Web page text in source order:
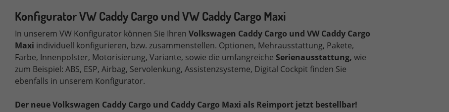
Konfigurator VW Caddy Cargo und VW Caddy Cargo Maxi
In unserem VW Konfigurator können Sie Ihren Volkswagen Caddy Cargo und VW Caddy Cargo
Maxi individuell konfigurieren, bzw. zusammenstellen. Optionen, Mehrausstattung, Pakete,
Farbe, Innenpolster, Motorisierung, Variante, sowie die umfangreiche Serienausstattung, wie
zum Beispiel: ABS, ESP, Airbag, Servolenkung, Assistenzsysteme, Digital Cockpit finden Sie
ebenfalls in unserem Konfigurator.
Der neue Volkswagen Caddy Cargo und Caddy Cargo Maxi als Reimport jetzt bestellbar!